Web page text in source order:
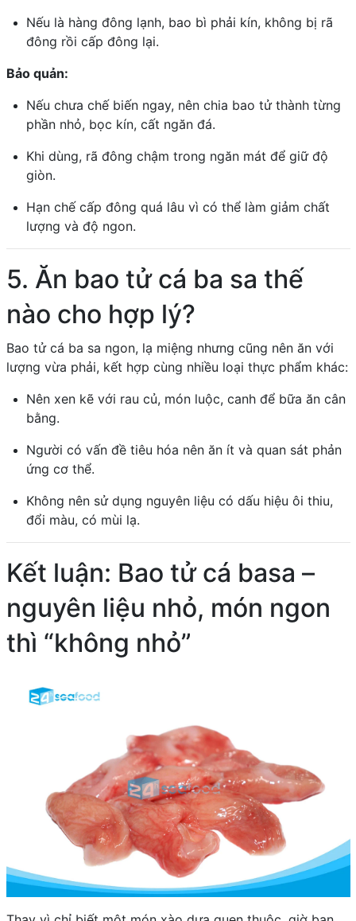
Nếu là hàng đông lạnh, bao bì phải kín, không bị rã
đông rồi cấp đông lại.
Bảo quản:
Nếu chưa chế biến ngay, nên chia bao tử thành từng
phần nhỏ, bọc kín, cất ngăn đá.
Khi dùng, rã đông chậm trong ngăn mát để giữ độ
giòn.
Hạn chế cấp đông quá lâu vì có thể làm giảm chất
lượng và độ ngon.
5. Ăn bao tử cá ba sa thế
nào cho hợp lý?
Bao tử cá ba sa ngon, lạ miệng nhưng cũng nên ăn với
lượng vừa phải, kết hợp cùng nhiều loại thực phẩm khác:
Nên xen kẽ với rau củ, món luộc, canh để bữa ăn cân
bằng.
Người có vấn đề tiêu hóa nên ăn ít và quan sát phản
ứng cơ thể.
Không nên sử dụng nguyên liệu có dấu hiệu ôi thiu,
đổi màu, có mùi lạ.
Kết luận: Bao tử cá basa –
nguyên liệu nhỏ, món ngon
thì “không nhỏ”